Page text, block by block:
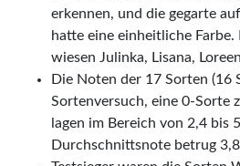
erkennen, und die gegarte
hatte eine einheitliche
wiesen Julinka, Lisana,
Die Noten der 17 Sorten (16
Sortenversuch, eine 0-Sorte
lagen im Bereich von 2,4 bis
Durchschnittsnote betrug